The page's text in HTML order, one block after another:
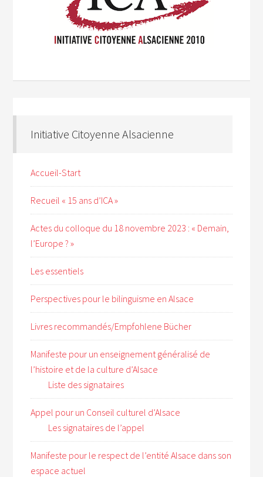
Initiative Citoyenne Alsacienne
Accueil-Start
Recueil « 15 ans d’ICA »
Actes du colloque du 18 novembre 2023 : « Demain,
l’Europe ? »
Les essentiels
Perspectives pour le bilinguisme en Alsace
Livres recommandés/Empfohlene Bücher
Manifeste pour un enseignement généralisé de
l’histoire et de la culture d’Alsace
Liste des signataires
Appel pour un Conseil culturel d’Alsace
Les signataires de l’appel
Manifeste pour le respect de l’entité Alsace dans son
espace actuel